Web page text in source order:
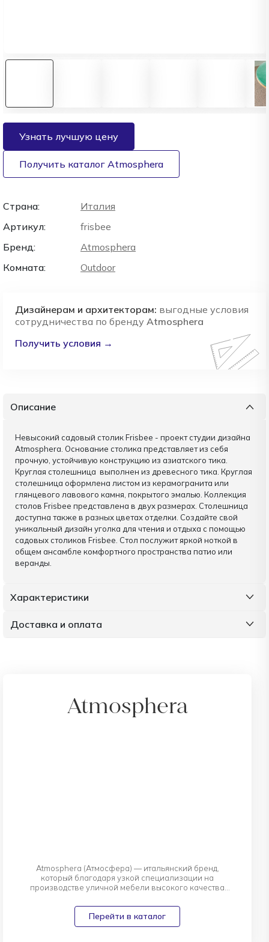
Узнать лучшую цену
Получить каталог Atmosphera
Страна:
Италия
Артикул:
frisbee
Бренд:
Atmosphera
Комната:
Outdoor
Дизайнерам и архитекторам: выгодные условия
сотрудничества по бренду Atmosphera
Получить условия →
Описание
Невысокий садовый столик Frisbee - проект студии дизайна
Atmosphera. Основание столика представляет из себя
прочную, устойчивую конструкцию из азиатского тика.
Круглая столешница выполнен из древесного тика. Круглая
столешница оформлена листом из керамогранита или
глянцевого лавового камня, покрытого эмалью. Коллекция
столов Frisbee представлена в двух размерах. Столешница
доступна также в разных цветах отделки. Создайте свой
уникальный дизайн уголка для чтения и отдыха с помощью
садовых столиков Frisbee. Стол послужит яркой ноткой в
общем ансамбле комфортного пространства патио или
веранды.
Характеристики
Доставка и оплата
Atmosphera
Atmosphera (Атмосфера) — итальянский бренд,
который благодаря узкой специализации на
производстве уличной мебели высокого качества
выработать свой собственный неповторимый стиль.
Создаваемая брендом Atmosphera мебель уютна,
колоритна и в то же время лаконична. Источником
Перейти в каталог